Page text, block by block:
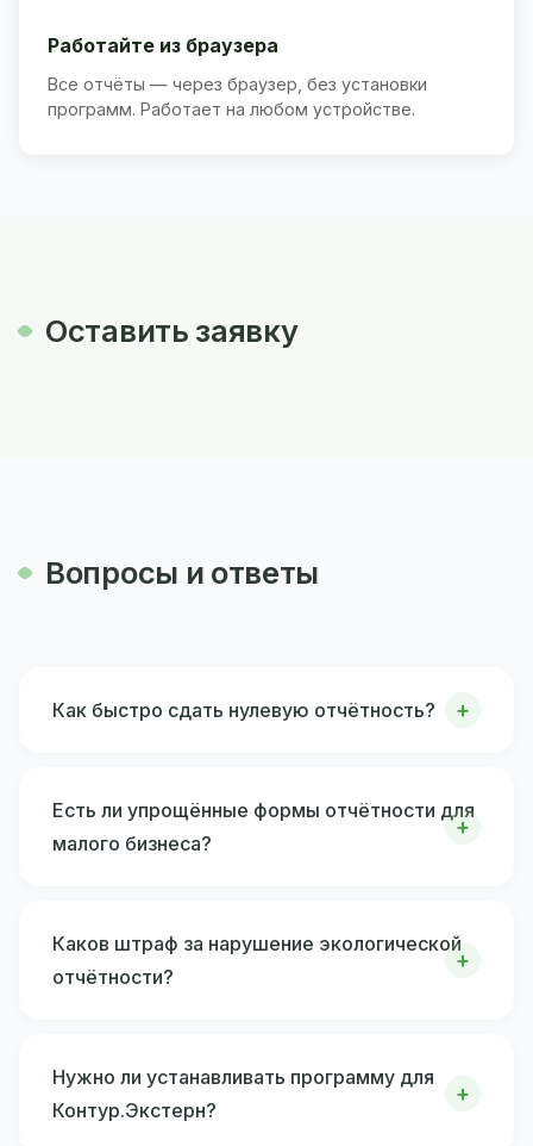
Работайте из браузера
Все отчёты — через браузер, без установки
программ. Работает на любом устройстве.
Оставить заявку
Вопросы и ответы
Как быстро сдать нулевую отчётность?
Есть ли упрощённые формы отчётности для
малого бизнеса?
Каков штраф за нарушение экологической
отчётности?
Нужно ли устанавливать программу для
Контур.Экстерн?